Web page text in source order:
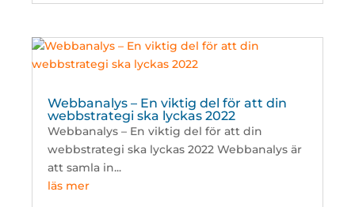
Webbanalys – En viktig del för att din
webbstrategi ska lyckas 2022
Webbanalys – En viktig del för att din
webbstrategi ska lyckas 2022 Webbanalys är
att samla in...
läs mer